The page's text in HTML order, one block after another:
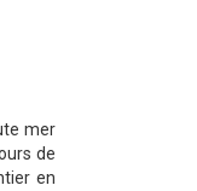
mer
de
en